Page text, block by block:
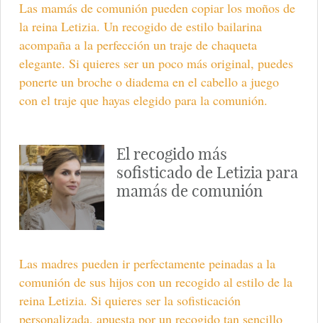
Las mamás de comunión pueden copiar los moños de
la reina Letizia. Un recogido de estilo bailarina
acompaña a la perfección un traje de chaqueta
elegante. Si quieres ser un poco más original, puedes
ponerte un broche o diadema en el cabello a juego
con el traje que hayas elegido para la comunión.
El recogido más
sofisticado de Letizia para
mamás de comunión
Las madres pueden ir perfectamente peinadas a la
comunión de sus hijos con un recogido al estilo de la
reina Letizia. Si quieres ser la sofisticación
personalizada, apuesta por un recogido tan sencillo